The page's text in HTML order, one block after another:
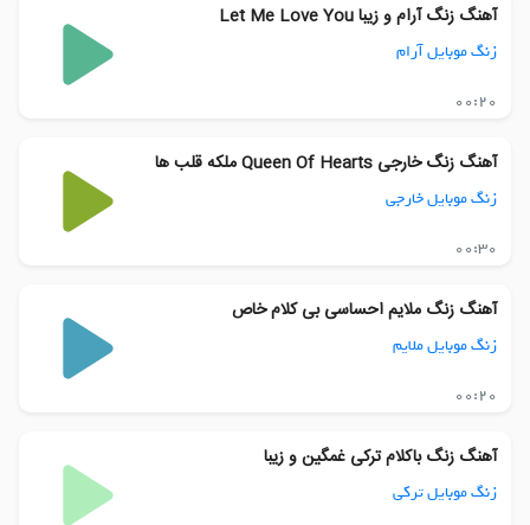
آهنگ زنگ آرام و زیبا Let Me Love You
زنگ موبایل آرام
00:20
آهنگ زنگ خارجی Queen Of Hearts ملکه قلب ها
زنگ موبایل خارجی
00:30
آهنگ زنگ ملایم احساسی بی کلام خاص
زنگ موبایل ملایم
00:20
آهنگ زنگ باکلام ترکی غمگین و زیبا
زنگ موبایل ترکی